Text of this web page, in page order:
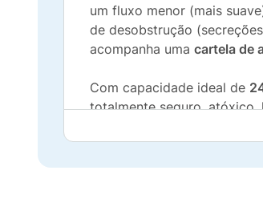
um fluxo menor (mais
de desobstrução
acompanha uma cartela de
Com capacidade ideal de
totalmente seguro, atóxico,
Principais Benefícios: